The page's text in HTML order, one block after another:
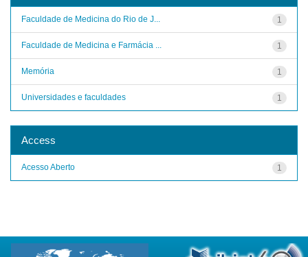
1
Faculdade de Medicina do Rio de J...
1
Faculdade de Medicina e Farmácia ...
1
Memória
1
Universidades e faculdades
Access
1
Acesso Aberto